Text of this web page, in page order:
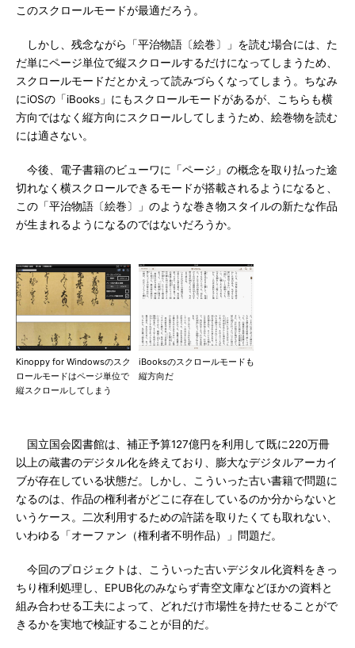
このスクロールモードが最適だろう。
しかし、残念ながら「平治物語〔絵巻〕」を読む場合には、た
だ単にページ単位で縦スクロールするだけになってしまうため、
スクロールモードだとかえって読みづらくなってしまう。ちなみ
にiOSの「iBooks」にもスクロールモードがあるが、こちらも横
方向ではなく縦方向にスクロールしてしまうため、絵巻物を読む
には適さない。
今後、電子書籍のビューワに「ページ」の概念を取り払った途
切れなく横スクロールできるモードが搭載されるようになると、
この「平治物語〔絵巻〕」のような巻き物スタイルの新たな作品
が生まれるようになるのではないだろうか。
Kinoppy for Windowsのスク
ロールモードはページ単位で
縦スクロールしてしまう
iBooksのスクロールモードも
縦方向だ
国立国会図書館は、補正予算127億円を利用して既に220万冊
以上の蔵書のデジタル化を終えており、膨大なデジタルアーカイ
ブが存在している状態だ。しかし、こういった古い書籍で問題に
なるのは、作品の権利者がどこに存在しているのか分からないと
いうケース。二次利用するための許諾を取りたくても取れない、
いわゆる「オーファン（権利者不明作品）」問題だ。
今回のプロジェクトは、こういった古いデジタル化資料をきっ
ちり権利処理し、EPUB化のみならず青空文庫などほかの資料と
組み合わせる工夫によって、どれだけ市場性を持たせることがで
きるかを実地で検証することが目的だ。